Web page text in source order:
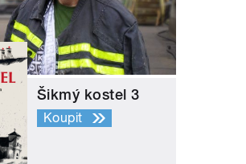
Šikmý kostel 3
Koupit